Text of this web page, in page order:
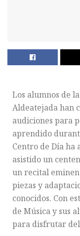
Los alumnos de
Aldeatejada han
audiciones para
aprendido
Centro de Día ha
asistido un
un recital
piezas y
conocidos. Con
de Música y sus
para disfrutar